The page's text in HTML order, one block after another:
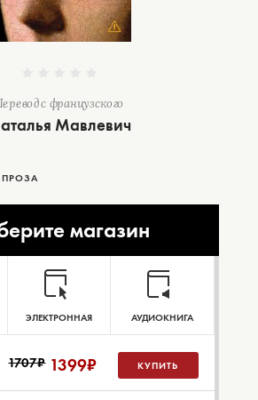
с французского
Мавлевич
магазин
ЭЛЕКТРОННАЯ АУДИОКНИГА
1707₽ 1399₽ КУПИТЬ